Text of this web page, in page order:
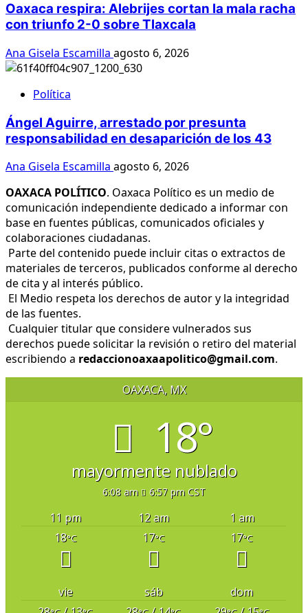
Oaxaca respira: Alebrijes cortan la mala racha
con triunfo 2-0 sobre Tlaxcala
Ana Gisela Escamilla agosto 6, 2026
Política
Ángel Aguirre, arrestado por presunta
responsabilidad en desaparición de los 43
Ana Gisela Escamilla agosto 6, 2026
OAXACA POLÍTICO. Oaxaca Político es un medio de
comunicación independiente dedicado a informar con
base en fuentes públicas, comunicados oficiales y
colaboraciones ciudadanas.
Parte del contenido puede incluir citas o extractos de
materiales de terceros, publicados conforme al derecho
de cita y al interés público.
El Medio respeta los derechos de autor y la integridad
de las fuentes.
Cualquier titular que considere vulnerados sus
derechos puede solicitar la revisión o retiro del material
escribiendo a redaccionoaxaapolitico@gmail.com.
OAXACA, MX
18°
mayormente nublado
6:08 am 6:57 pm CST
11 pm 12 am
1 am
18°C 17°C 17°C
vie sáb
dom